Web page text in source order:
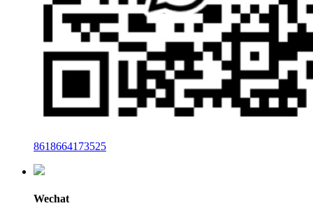
8618664173525
Wechat